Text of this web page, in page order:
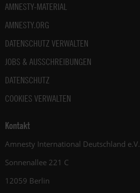
AMNESTY-MATERIAL
AMNESTY.ORG
DATENSCHUTZ VERWALTEN
JOBS & AUSSCHREIBUNGEN
DATENSCHUTZ
COOKIES VERWALTEN
Kontakt
Amnesty International Deutschland e.V.
Sonnenallee 221 C
12059 Berlin